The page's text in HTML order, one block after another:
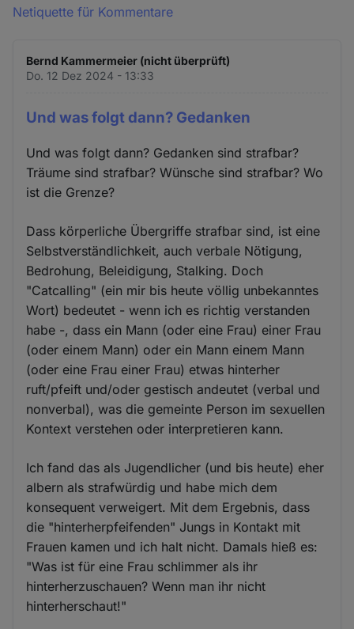
Netiquette für Kommentare
Bernd Kammermeier (nicht überprüft)
Do. 12 Dez 2024 - 13:33
Und was folgt dann? Gedanken
Und was folgt dann? Gedanken sind strafbar?
Träume sind strafbar? Wünsche sind strafbar? Wo
ist die Grenze?
Dass körperliche Übergriffe strafbar sind, ist eine
Selbstverständlichkeit, auch verbale Nötigung,
Bedrohung, Beleidigung, Stalking. Doch
"Catcalling" (ein mir bis heute völlig unbekanntes
Wort) bedeutet - wenn ich es richtig verstanden
habe -, dass ein Mann (oder eine Frau) einer Frau
(oder einem Mann) oder ein Mann einem Mann
(oder eine Frau einer Frau) etwas hinterher
ruft/pfeift und/oder gestisch andeutet (verbal und
nonverbal), was die gemeinte Person im sexuellen
Kontext verstehen oder interpretieren kann.
Ich fand das als Jugendlicher (und bis heute) eher
albern als strafwürdig und habe mich dem
konsequent verweigert. Mit dem Ergebnis, dass
die "hinterherpfeifenden" Jungs in Kontakt mit
Frauen kamen und ich halt nicht. Damals hieß es:
"Was ist für eine Frau schlimmer als ihr
hinterherzuschauen? Wenn man ihr nicht
hinterherschaut!"